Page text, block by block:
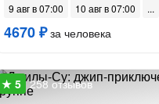
9 авг в 07:00 10 авг в 07:00
4670 ₽за человека
258 отзывов